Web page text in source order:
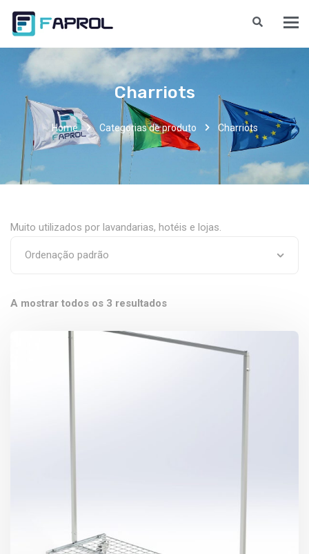
Charriots
Home Categorias de produto Charriots
Muito utilizados por lavandarias, hotéis e lojas.
A mostrar todos os 3 resultados